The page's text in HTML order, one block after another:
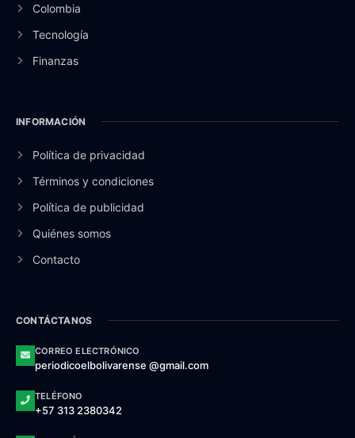
Colombia
Tecnología
Finanzas
INFORMACIÓN
Política de privacidad
Términos y condiciones
Política de publicidad
Quiénes somos
Contacto
CONTÁCTANOS
CORREO ELECTRÓNICO
periodicoelbolivarense @gmail.com
TELÉFONO
+57 313 2380342